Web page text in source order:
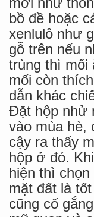
bồ đề hoặc
xenlulô như
gỗ trên nếu
trùng thì mối
mối còn
dẫn khác
Đặt hộp nhử
vào mùa hè,
cậy ra thấy
hộp ở đó.
hiện thì
mặt đất là
cũng cố